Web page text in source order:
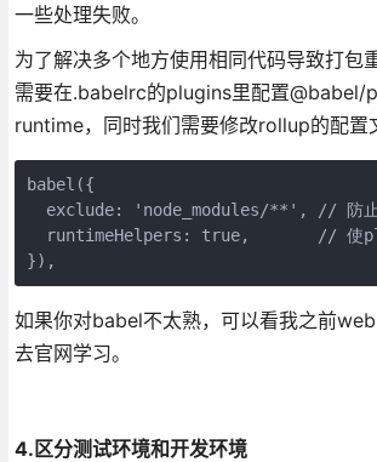
一些处理失败。
为了解决多个地方使用相同代码导致打包
需要在.babelrc的plugins里配置
runtime，同时我们需要修改rollup的配置
babel({
exclude: 'node_modules/**', // 防
runtimeHelpers: true,       // 使
}),
如果你对babel不太熟，可以看我之前
去官网学习。
4.区分测试环境和开发环境